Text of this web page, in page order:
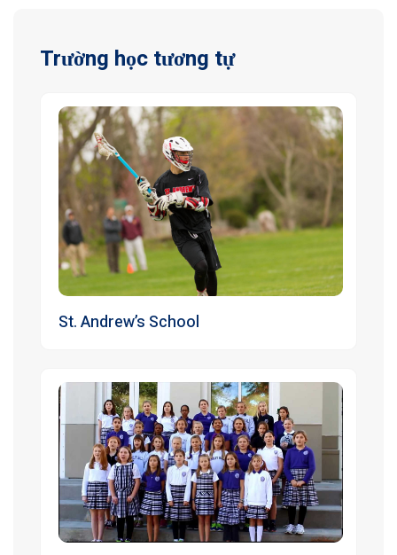
Trường học tương tự
St. Andrew’s School